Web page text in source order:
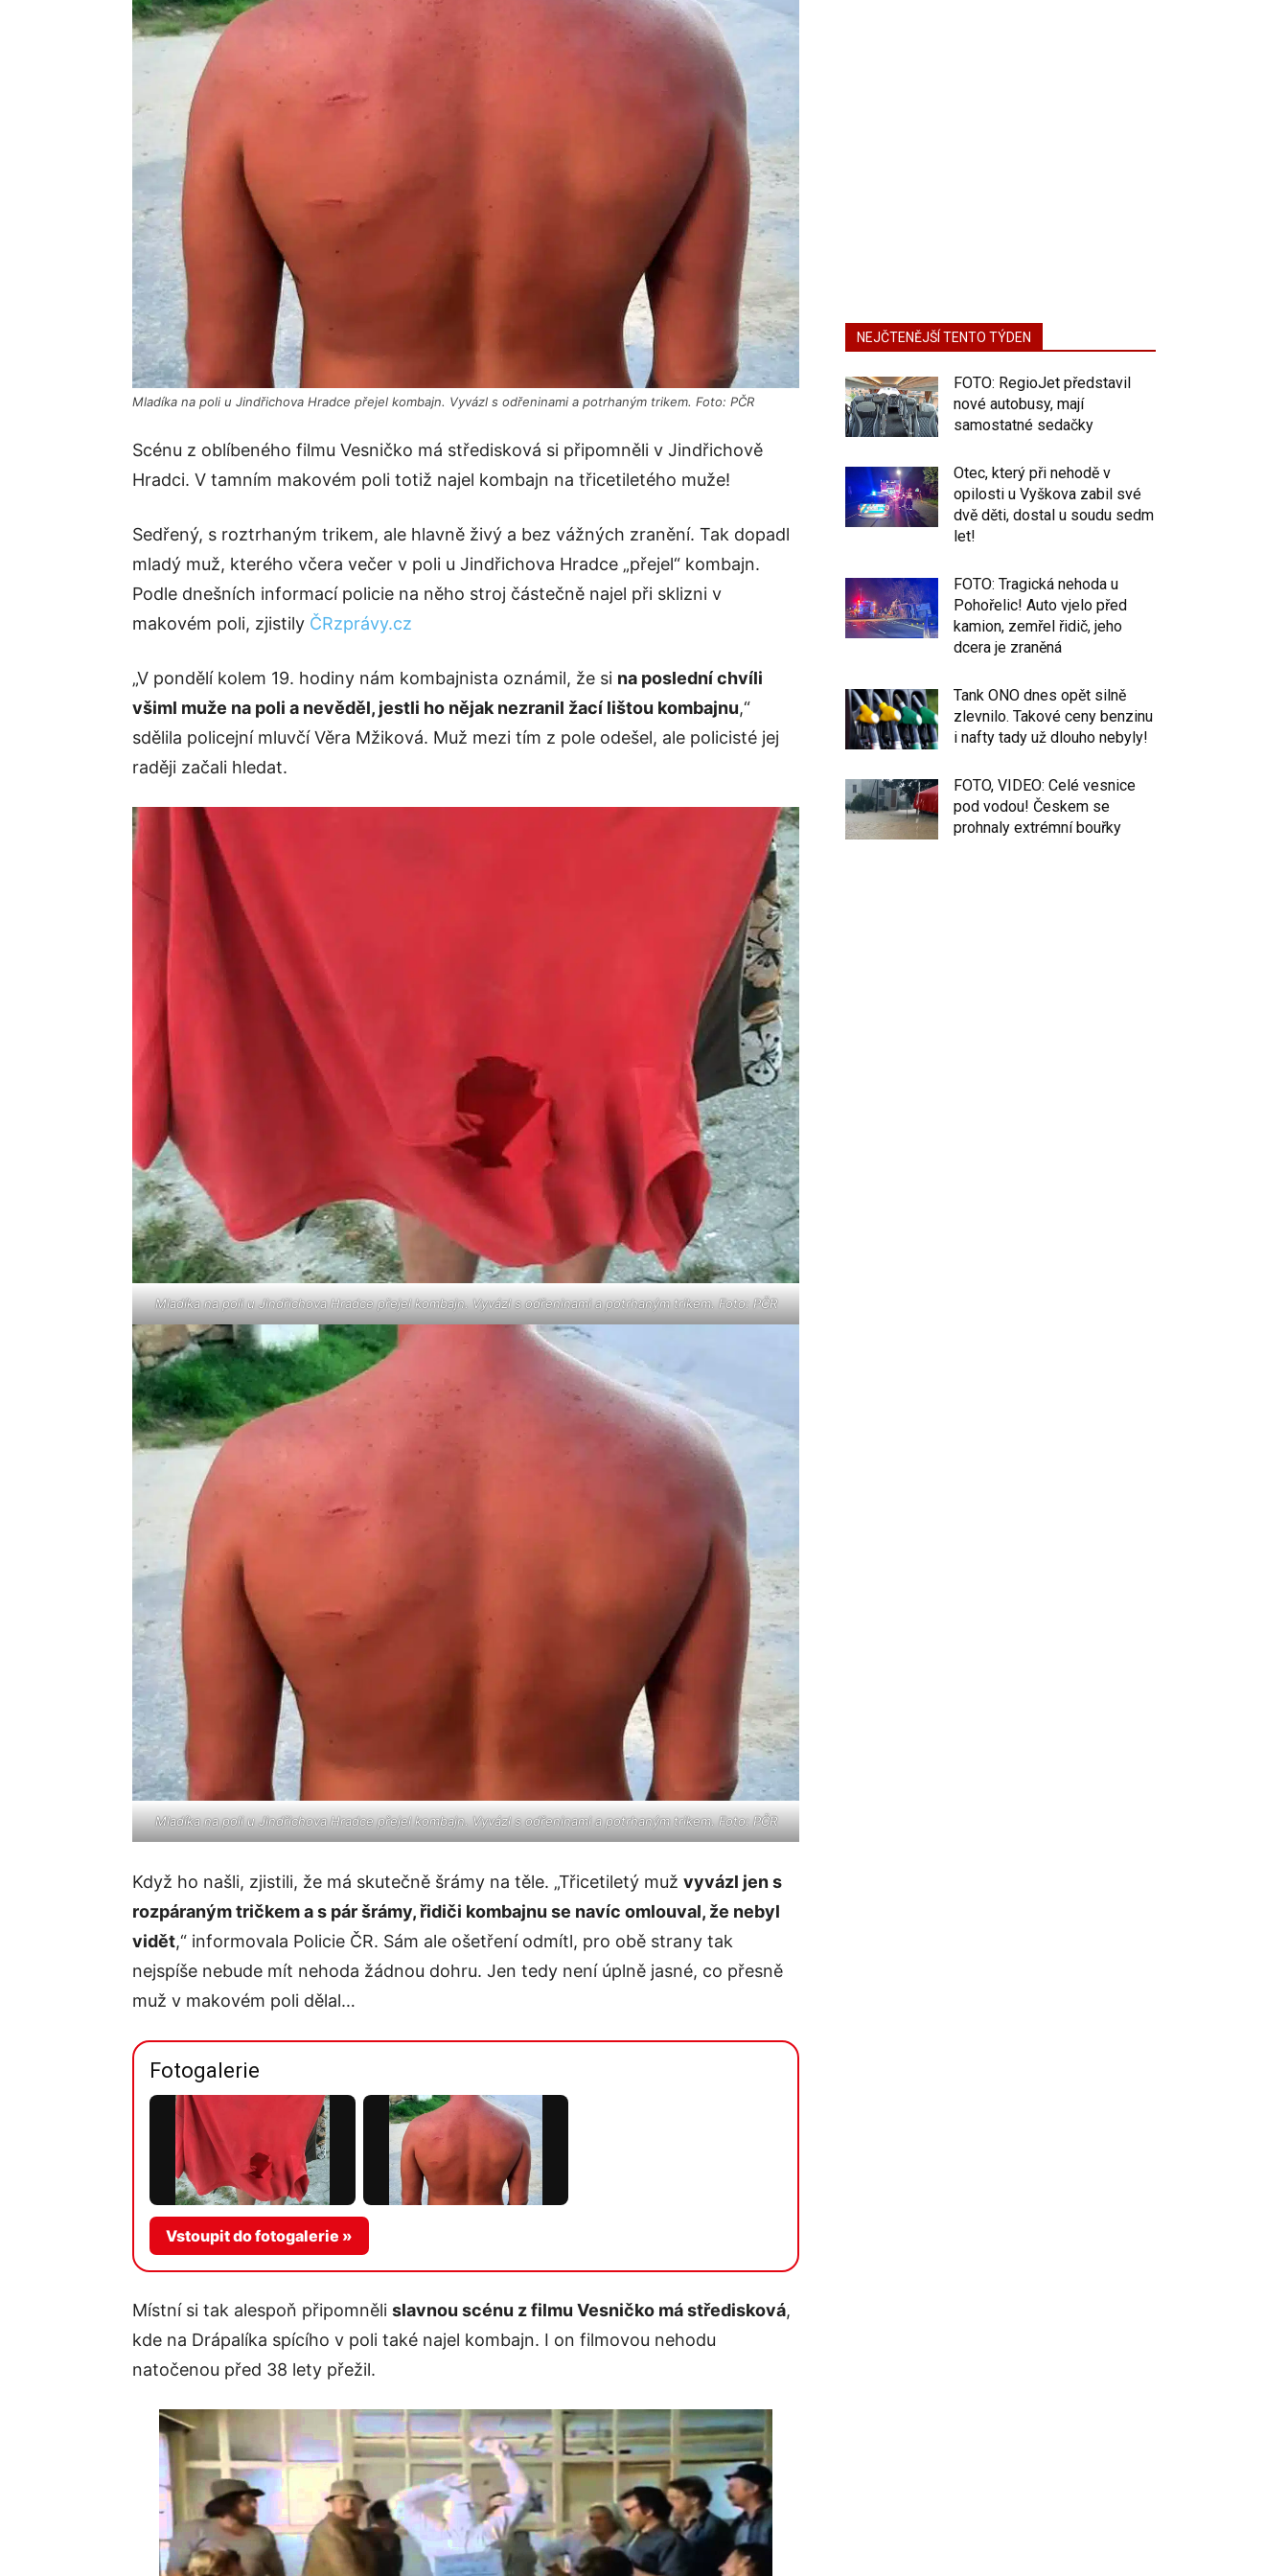
Mladíka na poli u Jindřichova Hradce přejel kombajn. Vyvázl s odřeninami a potrhaným trikem. Foto: PČR
Scénu z oblíbeného filmu Vesničko má středisková si připomněli v Jindřichově
Hradci. V tamním makovém poli totiž najel kombajn na třicetiletého muže!
Sedřený, s roztrhaným trikem, ale hlavně živý a bez vážných zranění. Tak dopadl
mladý muž, kterého včera večer v poli u Jindřichova Hradce „přejel“ kombajn.
Podle dnešních informací policie na něho stroj částečně najel při sklizni v
makovém poli, zjistily ČRzprávy.cz
„V pondělí kolem 19. hodiny nám kombajnista oznámil, že si na poslední chvíli
všiml muže na poli a nevěděl, jestli ho nějak nezranil žací lištou kombajnu,“
sdělila policejní mluvčí Věra Mžiková. Muž mezi tím z pole odešel, ale policisté jej
raději začali hledat.
Mladíka na poli u Jindřichova Hradce přejel kombajn. Vyvázl s odřeninami a potrhaným trikem. Foto: PČR
Mladíka na poli u Jindřichova Hradce přejel kombajn. Vyvázl s odřeninami a potrhaným trikem. Foto: PČR
Když ho našli, zjistili, že má skutečně šrámy na těle. „Třicetiletý muž vyvázl jen s
rozpáraným tričkem a s pár šrámy, řidiči kombajnu se navíc omlouval, že nebyl
vidět,“ informovala Policie ČR. Sám ale ošetření odmítl, pro obě strany tak
nejspíše nebude mít nehoda žádnou dohru. Jen tedy není úplně jasné, co přesně
muž v makovém poli dělal…
Fotogalerie
Vstoupit do fotogalerie »
Místní si tak alespoň připomněli slavnou scénu z filmu Vesničko má středisková,
kde na Drápalíka spícího v poli také najel kombajn. I on filmovou nehodu
natočenou před 38 lety přežil.
NEJČTENĚJŠÍ TENTO TÝDEN
FOTO: RegioJet představil
nové autobusy, mají
samostatné sedačky
Otec, který při nehodě v
opilosti u Vyškova zabil své
dvě děti, dostal u soudu sedm
let!
FOTO: Tragická nehoda u
Pohořelic! Auto vjelo před
kamion, zemřel řidič, jeho
dcera je zraněná
Tank ONO dnes opět silně
zlevnilo. Takové ceny benzinu
i nafty tady už dlouho nebyly!
FOTO, VIDEO: Celé vesnice
pod vodou! Českem se
prohnaly extrémní bouřky